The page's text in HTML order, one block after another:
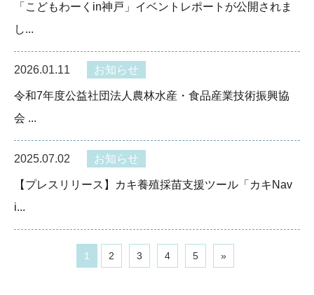
「こどもわーくin神戸」イベントレポートが公開されま
し...
2026.01.11 お知らせ
令和7年度公益社団法人農林水産・食品産業技術振興協
会 ...
2025.07.02 お知らせ
【プレスリリース】カキ養殖採苗支援ツール「カキNav
i...
1 2 3 4 5 »